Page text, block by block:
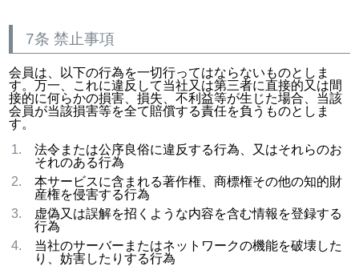
7条 禁止事項
会員は、以下の行為を一切行ってはならないものとしま
す。万一、これに違反して当社又は第三者に直接的又は間
接的に何らかの損害、損失、不利益等が生じた場合、当該
会員が当該損害等を全て賠償する責任を負うものとしま
す。
法令または公序良俗に違反する行為、又はそれらのお
それのある行為
本サービスに含まれる著作権、商標権その他の知的財
産権を侵害する行為
虚偽又は誤解を招くような内容を含む情報を登録する
行為
当社のサーバーまたはネットワークの機能を破壊した
り、妨害したりする行為